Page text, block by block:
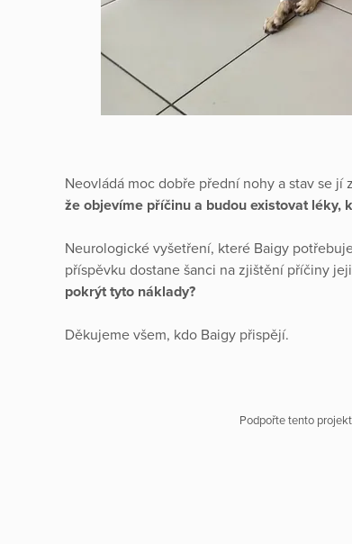
Neovládá moc dobře přední nohy a stav se
že objevíme příčinu a budou existovat léky,
Neurologické vyšetření, které Baigy
příspěvku dostane šanci na zjištění příčiny
pokrýt tyto náklady?
Děkujeme všem, kdo Baigy přispějí.
Podpořte tento